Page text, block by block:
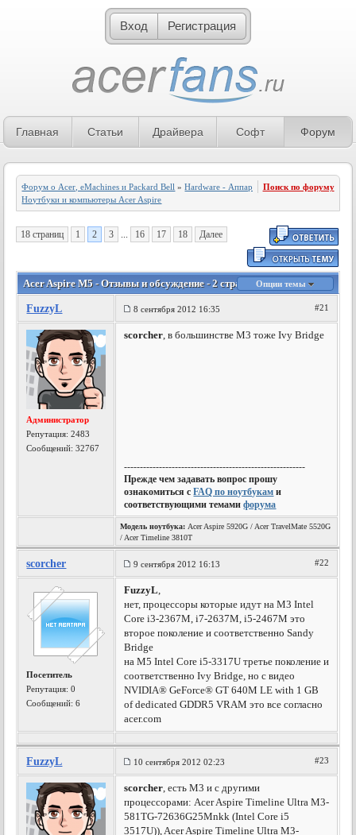
Вход Регистрация
Главная Статьи Драйвера Софт Форум
Форум о Acer, eMachines и Packard Bell »Hardware - Аппаратное обеспечение»
Ноутбуки и компьютеры Acer Aspire
Поиск по форуму
18 страниц 1 2 3 ... 16 17 18 Далее
Acer Aspire M5 - Отзывы и обсуждение - 2 страницаОпции темы
FuzzyL 8 сентября 2012 16:35 #21
Администратор
Репутация:2483
Сообщений: 32767
scorcher, в большинстве М3 тоже Ivy Bridge
---------------------------------------------------------
Прежде чем задавать вопрос прошу
ознакомиться сFAQ по ноутбукам и
соответствующими темамифорума
Модель ноутбука: Acer Aspire 5920G / Acer TravelMate 5520G
/ Acer Timeline 3810T
scorcher 9 сентября 2012 16:13 #22
Посетитель
Репутация:0
Сообщений: 6
FuzzyL,
нет, процессоры которые идут на М3 Intel
Core i3-2367M, i7-2637M, i5-2467M это
второе поколение и соответственно Sandy
Bridge
на М5 Intel Core i5-3317U третье поколение и
соответственно Ivy Bridge, но с видео
NVIDIA® GeForce® GT 640M LE with 1 GB
of dedicated GDDR5 VRAM это все согласно
acer.com
FuzzyL 10 сентября 2012 02:23 #23
scorcher, есть M3 и с другими
процессорами: Acer Aspire Timeline Ultra M3-
581TG-72636G25Mnkk (Intel Core i5
3517U)), Acer Aspire Timeline Ultra M3-